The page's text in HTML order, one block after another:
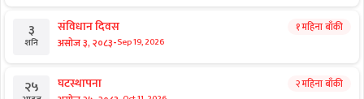
३
शनि
संविधान दिवस
असोज ३, २०८३-Sep 19, 2026
१ महिना बाँकी
२५ घटस्थापना २ महिना बाँकी